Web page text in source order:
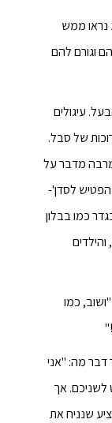
נראו ממש
וגורם להם
עיגולים
של סבל.
מרבה מדבר על
לסדן'-
כמו בבלון
כמו
דבר מה: "אני
לשניכם. אך
שנניח את